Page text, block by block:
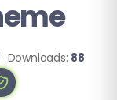
Downloads: 88